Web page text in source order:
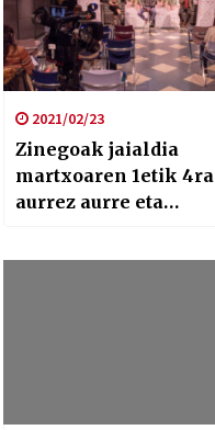
2021/02/23
Zinegoak jaialdia
martxoaren 1etik 4ra
aurrez aurre eta